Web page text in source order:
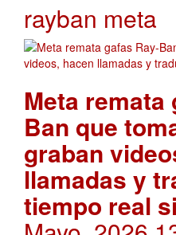
rayban meta
Meta remata
Ban que
graban
llamadas y
tiempo real